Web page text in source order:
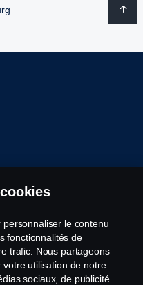
le contenu
fonctionnalités de
trafic. Nous partageons
utilisation de notre
sociaux, de publicité